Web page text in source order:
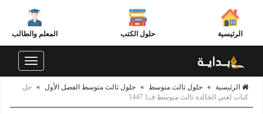
الرئيسية حلول الكتب المعلم والطالب
Toggle
الرئيسية » حلول ثالث متوسط » حلول ثالث متوسط الفصل الأول » حل
كتاب لغتي الخالدة ثالث متوسط ف1 1447